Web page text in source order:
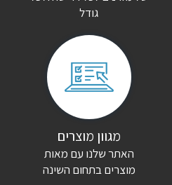
גודל
מגוון מוצרים
האתר שלנו עם מאות
מוצרים בתחום השינה